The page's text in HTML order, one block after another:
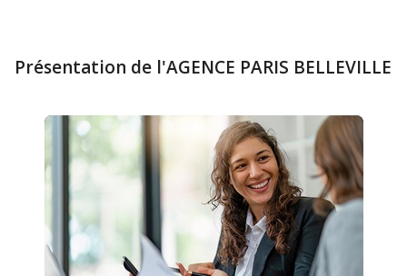
Présentation de l'AGENCE PARIS BELLEVILLE